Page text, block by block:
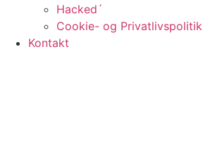
Hacked´
Cookie- og Privatlivspolitik
Kontakt